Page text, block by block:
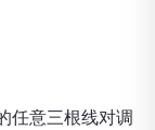
意三根线对调